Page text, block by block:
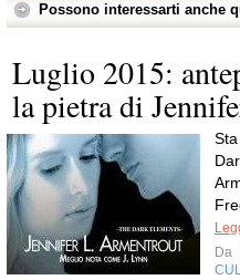
Possono interessarti anche
Luglio 2015:
la pietra di
Da